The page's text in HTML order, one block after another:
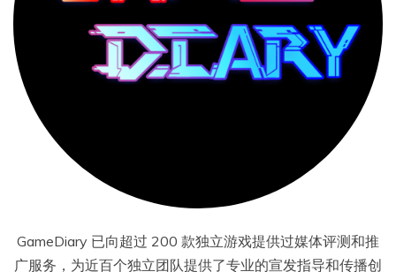
GameDiary 已向超过 200 款独立游戏提供过媒体评测和推
广服务，为近百个独立团队提供了专业的宣发指导和传播创